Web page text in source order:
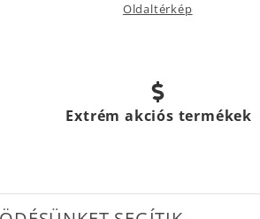
Oldaltérkép
Extrém akciós termékek